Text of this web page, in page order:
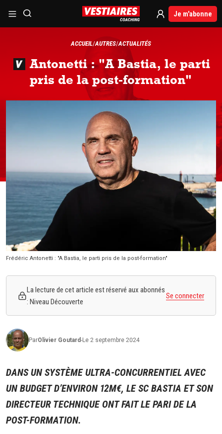
Je m'abonne
ACCUEIL AUTRES ACTUALITÉS
Antonetti : "A Bastia, le parti
pris de la post-formation"
Frédéric Antonetti : "A Bastia, le parti pris de la post-formation"
La lecture de cet article est réservé aux abonnés
: Niveau Découverte
Se connecter
ParOlivier Goutard-Le 2 septembre 2024
DANS UN SYSTÈME ULTRA-CONCURRENTIEL AVEC
UN BUDGET D’ENVIRON 12M€, LE SC BASTIA ET SON
DIRECTEUR TECHNIQUE ONT FAIT LE PARI DE LA
POST-FORMATION.